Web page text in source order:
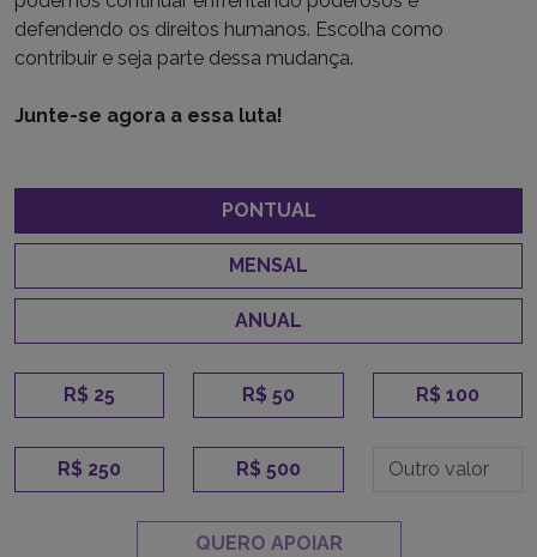
defendendo os direitos humanos. Escolha como
contribuir e seja parte dessa mudança.
Junte-se agora a essa luta!
PONTUAL
MENSAL
ANUAL
R$ 25 R$ 50 R$ 100
R$ 250 R$ 500
QUERO APOIAR